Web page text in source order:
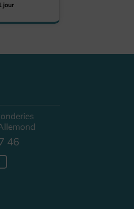
jour
46